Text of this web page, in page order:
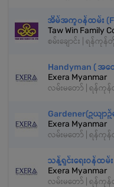
အိမ်အကူ၀န်ထမ်း
Taw Win Family
စမ်းချောင်း | ရန်ကုန်
Handyman ( အ
Exera Myanmar
လမ်းမတော် | ရန်ကုန်
Gardener(ဥယျာဥ်
Exera Myanmar
လမ်းမတော် | ရန်ကုန်
သန့်ရှင်းရေးဝန်ထမ်း
Exera Myanmar
လမ်းမတော် | ရန်ကုန်